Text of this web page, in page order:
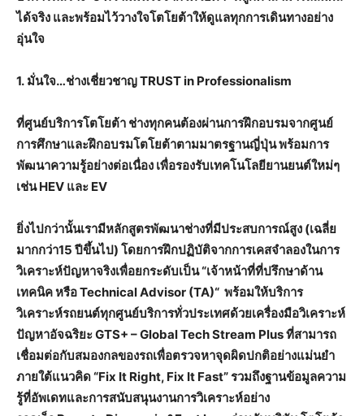
ได้จริง และพร้อมไว้วางใจโตโยต้าให้ดูแลทุกการเดินทางอย่าง
อุ่นใจ
1. มั่นใจ…ช่างเชี่ยวชาญTRUST in Professionalism
ที่ศูนย์บริการโตโยต้า ช่างทุกคนต้องผ่านการฝึกอบรมจากศูนย์
การศึกษาและฝึกอบรมโตโยต้าตามมาตรฐานญี่ปุ่น พร้อมการ
พัฒนาความรู้อย่างต่อเนื่อง เพื่อรองรับเทคโนโลยียานยนต์ใหม่ๆ
เช่นHEV และ EV
ยิ่งไปกว่านั้นเรามีหลักสูตรพัฒนาช่างที่มีประสบการณ์สูง (เฉลี่ย
มากกว่า15 ปีขึ้นไป) โดยการฝึกปฏิบัติจากการเคสจำลองในการ
วิเคราะห์ปัญหาจริงเพื่อยกระดับเป็น “เจ้าหน้าที่ที่ปรึกษาด้าน
เทคนิค หรือTechnical Advisor (TA)“ พร้อมให้บริการ
วิเคราะห์รถยนต์ทุกศูนย์บริการทั่วประเทศด้วยเครื่องมือวิเคราะห์
ปัญหาอัจฉริยะGTS+ – Global Tech Stream Plusที่สามารถ
เชื่อมต่อกับสมองกลของรถเพื่อตรวจหาจุดผิดปกติอย่างแม่นยำ
ภายใต้แนวคิด“Fix It Right, Fix It Fast”รวมถึงฐานข้อมูลความ
รู้ที่อัพเดทและการสนับสนุนงานการวิเคราะห์อย่าง